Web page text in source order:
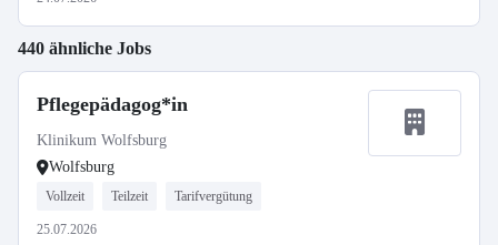
440 ähnliche Jobs
Pflegepädagog*in
Klinikum Wolfsburg
Wolfsburg
Vollzeit Teilzeit Tarifvergütung
25.07.2026